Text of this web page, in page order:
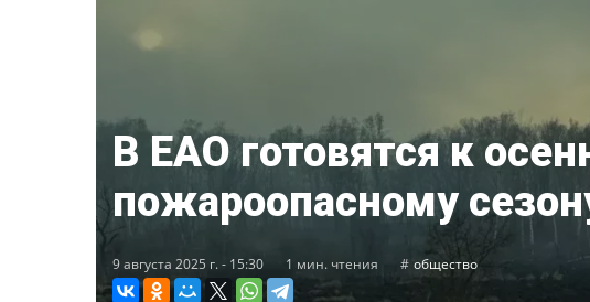
В ЕАО готовятся к
пожароопасному
9 августа 2025 г. - 15:30 1 мин. чтения общество